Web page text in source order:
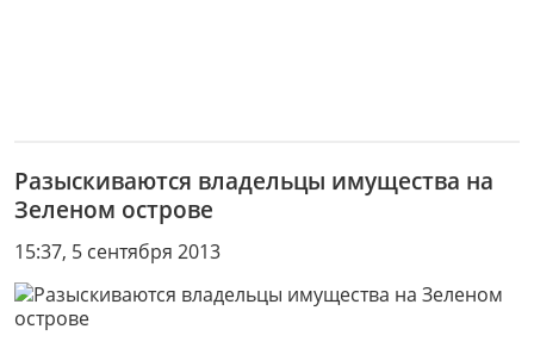
Разыскиваются владельцы имущества на
Зеленом острове
15:37, 5 сентября 2013